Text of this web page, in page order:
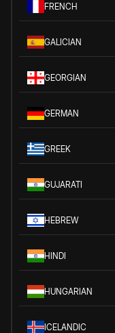
FRENCH
GALICIAN
GEORGIAN
GERMAN
GREEK
GUJARATI
HEBREW
HINDI
HUNGARIAN
ICELANDIC